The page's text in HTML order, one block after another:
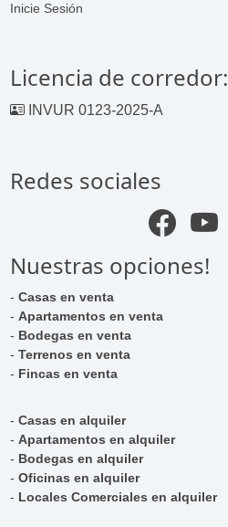
Inicie Sesión
Licencia de corredor:
INVUR 0123-2025-A
Redes sociales
Nuestras opciones!
-Casas en venta
-Apartamentos en venta
- Bodegas en venta
-Terrenos en venta
- Fincas en venta
-Casas en alquiler
-Apartamentos en alquiler
- Bodegas en alquiler
-Oficinas en alquiler
- Locales Comerciales en alquiler